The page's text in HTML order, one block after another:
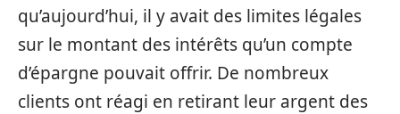
qu’aujourd’hui, il y avait des limites légales
sur le montant des intérêts qu’un compte
d’épargne pouvait offrir. De nombreux
clients ont réagi en retirant leur argent des